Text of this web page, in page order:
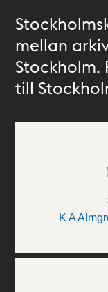
mellan
Stockholm.
till
K A